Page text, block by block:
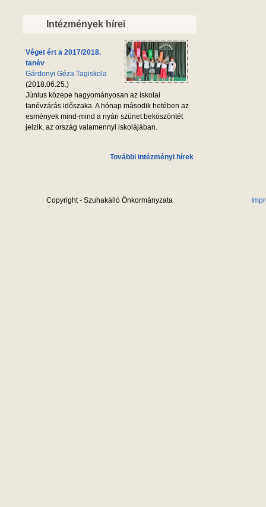
Intézmények hírei
Véget ért a 2017/2018.
tanév
Gárdonyi Géza Tagiskola
(2018.06.25.)
Június közepe hagyományosan az iskolai
tanévzárás időszaka. A hónap második hetében az
esmények mind-mind a nyári szünet beköszöntét
jelzik, az ország valamennyi iskolájában.
További intézményi hírek
Copyright - Szuhakálló Önkormányzata